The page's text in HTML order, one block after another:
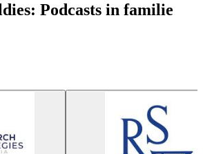
Podcasts in familie